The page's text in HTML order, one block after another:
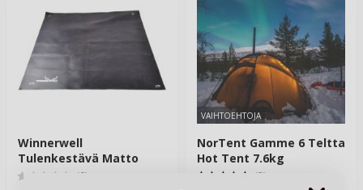
Winnerwell
Tulenkestävä Matto
(0)
VAIHTOEHTOJA
NorTent Gamme 6 Teltta
Hot Tent 7.6kg
(3)